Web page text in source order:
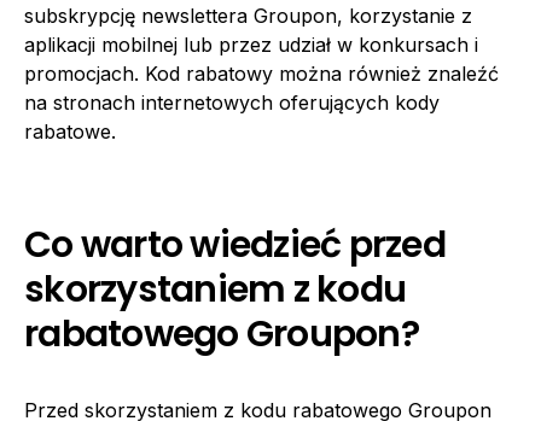
subskrypcję newslettera Groupon, korzystanie z
aplikacji mobilnej lub przez udział w konkursach i
promocjach. Kod rabatowy można również znaleźć
na stronach internetowych oferujących kody
rabatowe.
Co warto wiedzieć przed
skorzystaniem z kodu
rabatowego Groupon?
Przed skorzystaniem z kodu rabatowego Groupon